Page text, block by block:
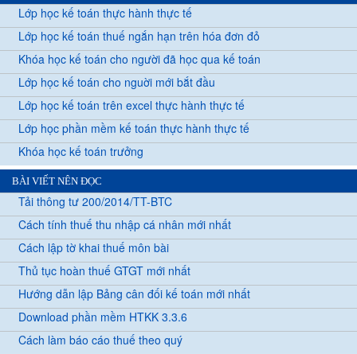
Lớp học kế toán thực hành thực tế
Lớp học kế toán thuế ngắn hạn trên hóa đơn đỏ
Khóa học kế toán cho người đã học qua kế toán
Lớp học kế toán cho nguời mới bắt đầu
Lớp học kế toán trên excel thực hành thực tế
Lớp học phần mềm kế toán thực hành thực tế
Khóa học kế toán trưởng
BÀI VIẾT NÊN ĐỌC
Tải thông tư 200/2014/TT-BTC
Cách tính thuế thu nhập cá nhân mới nhất
Cách lập tờ khai thuế môn bài
Thủ tục hoàn thuế GTGT mới nhất
Hướng dẫn lập Bảng cân đối kế toán mới nhất
Download phần mềm HTKK 3.3.6
Cách làm báo cáo thuế theo quý